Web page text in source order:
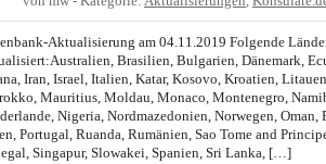
Aktualisierung am 04.11.2019 Folgende
Brasilien, Bulgarien, Dänemark,
Iran, Israel, Italien, Katar, Kosovo, Kroatien,
Mauritius, Moldau, Monaco, Montenegro,
Nigeria, Nordmazedonien, Norwegen, Oman,
Portugal, Ruanda, Rumänien, Sao Tome and
Singapur, Slowakei, Spanien, Sri Lanka, […]